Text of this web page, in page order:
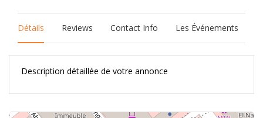
Détails Reviews Contact Info Les Événements
Description détaillée de votre annonce